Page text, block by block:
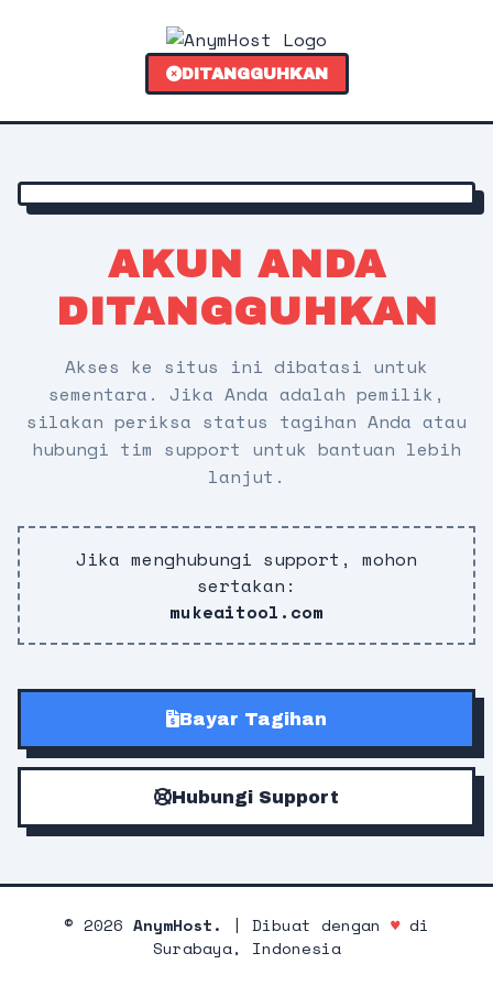
DITANGGUHKAN
AKUN ANDA
DITANGGUHKAN
Akses ke situs ini dibatasi untuk
sementara. Jika Anda adalah pemilik,
silakan periksa status tagihan Anda atau
hubungi tim support untuk bantuan lebih
lanjut.
Jika menghubungi support, mohon
sertakan:
mukeaitool.com
Bayar Tagihan
Hubungi Support
© 2026 AnymHost. | Dibuat dengan ♥di
Surabaya, Indonesia